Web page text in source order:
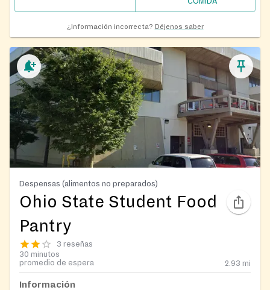
¿Información incorrecta? Déjenos saber
Despensas (alimentos no preparados)
Ohio State Student Food
Pantry
3 reseñas
30 minutos
promedio de espera
2.93 mi
Información